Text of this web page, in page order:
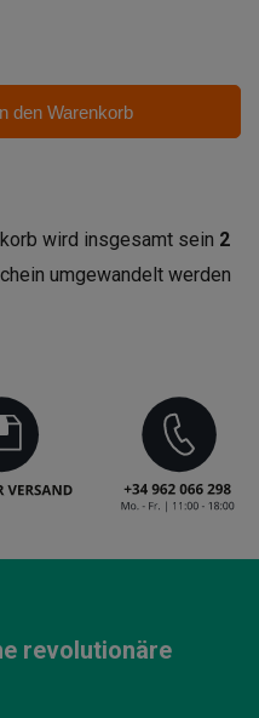
den Warenkorb
wird insgesamt sein 2
umgewandelt werden
revolutionäre